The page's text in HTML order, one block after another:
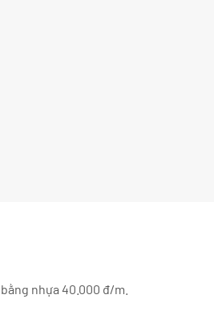
nhựa 40.000 đ/m.